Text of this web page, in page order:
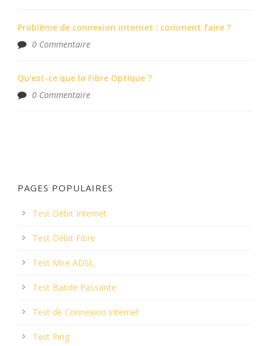
Problème de connexion internet : comment faire ?
0 Commentaire
Qu’est-ce que la Fibre Optique ?
0 Commentaire
PAGES POPULAIRES
Test Débit Internet
Test Débit Fibre
Test Mire ADSL
Test Bande Passante
Test de Connexion Internet
Test Ping